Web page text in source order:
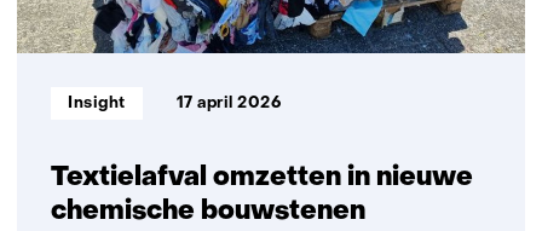
Textielafval omzetten in nieuwe
chemische bouwstenen
Informatietype:
Insight 17 april 2026